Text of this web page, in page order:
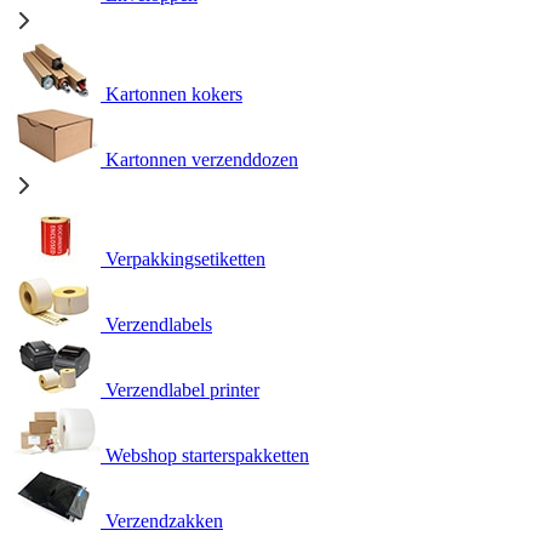
Kartonnen kokers
Kartonnen verzenddozen
Verpakkingsetiketten
Verzendlabels
Verzendlabel printer
Webshop starterspakketten
Verzendzakken